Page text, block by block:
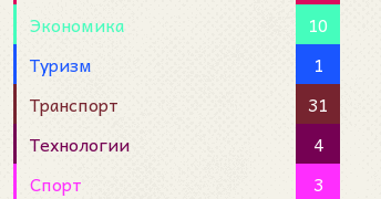
Экономика
10
Туризм
1
Транспорт
31
Технологии
4
Спорт
3